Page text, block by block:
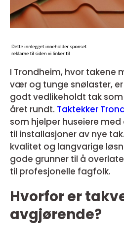
I Trondheim, hvor takene
vær og tunge snølaster,
godt vedlikeholdt tak
året rundt. Taktekker
som hjelper huseiere
til installasjoner av nye
kvalitet og langvarige
gode grunner til å
til profesjonelle fagfolk.
Hvorfor er
avgjørende?